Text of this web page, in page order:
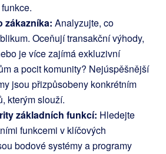
zákazníka: Analyzujte, co
Oceňují transakční výhody,
je více zajímá exkluzivní
a pocit komunity? Nejúspěšnější
jsou přizpůsobeny konkrétním
kterým slouží.
základních funkcí: Hledejte
funkcemi v klíčových
bodové systémy a programy